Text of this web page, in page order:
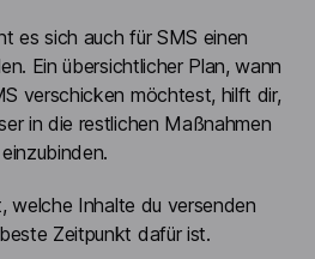
es sich auch für SMS einen
Ein übersichtlicher Plan, wann
verschicken möchtest, hilft dir,
in die restlichen Maßnahmen
welche Inhalte du versenden
Zeitpunkt dafür ist.